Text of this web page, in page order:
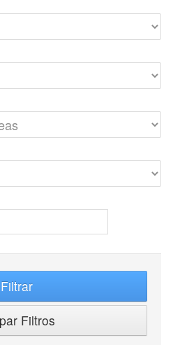
Filtrar
Filtros